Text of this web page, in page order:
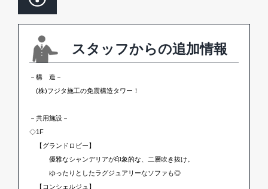
スタッフからの追加情報
－構 造－
(株)フジタ施工の免震構造タワー！
－共用施設－
◇1F
【グランドロビー】
優雅なシャンデリアが印象的な、二層吹き抜け。
ゆったりとしたラグジュアリーなソファも◎
【コンシェルジュ】